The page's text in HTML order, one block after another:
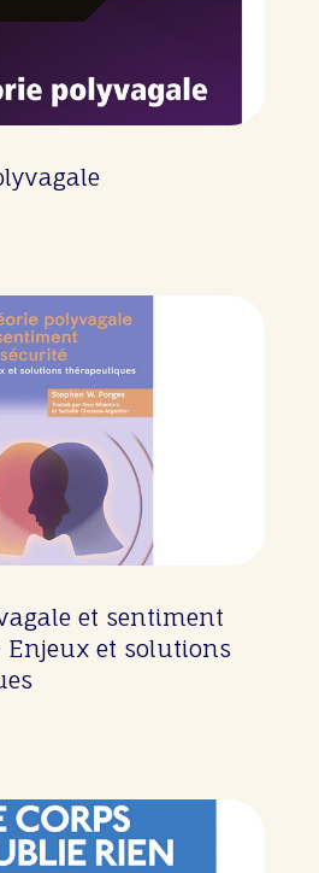
et sentiment
Enjeux et solutions